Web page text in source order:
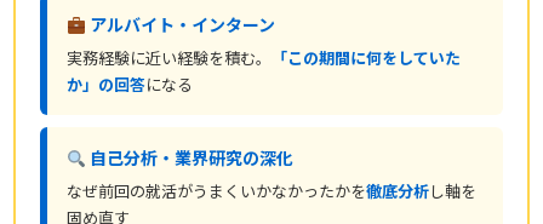
アルバイト・インターン
実務経験に近い経験を積む。
「この期間に何をしていた
か」の回答になる
自己分析・業界研究の深化
なぜ前回の就活がうまくいかなかったかを徹底分析し軸を
固め直す